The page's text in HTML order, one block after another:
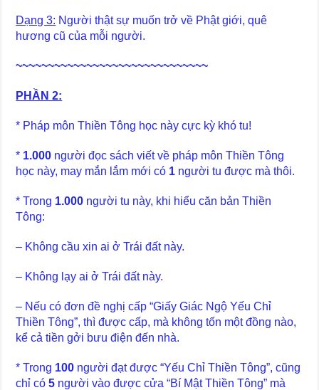
Dạng 3: Người thật sự muốn trở về Phật giới, quê
hương cũ của mỗi người.
~~~~~~~~~~~~~~~~~~~~~~~~~~~~~~
PHẦN 2:
* Pháp môn Thiền Tông học này cực kỳ khó tu!
* 1.000 người đọc sách viết về pháp môn Thiền Tông
học này, may mắn lắm mới có 1 người tu được mà thôi.
* Trong 1.000 người tu này, khi hiểu căn bản Thiền
Tông:
– Không cầu xin ai ở Trái đất này.
– Không lạy ai ở Trái đất này.
– Nếu có đơn đề nghị cấp “Giấy Giác Ngộ Yếu Chỉ
Thiền Tông”, thì được cấp, mà không tốn một đồng nào,
kể cả tiền gởi bưu điện đến nhà.
* Trong 100 người đạt được “Yếu Chỉ Thiền Tông”, cũng
chỉ có5 người vào được cửa “Bí Mật Thiền Tông” mà